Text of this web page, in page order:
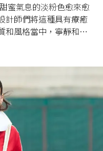
蜜氣息的淡粉色愈來愈
計師們將這種具有療癒
和風格當中，寧靜和快
費者們亦渴望在色彩
的輕快步調應對喧囂